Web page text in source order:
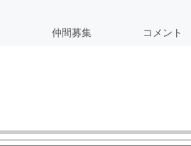
仲間募集 コメント